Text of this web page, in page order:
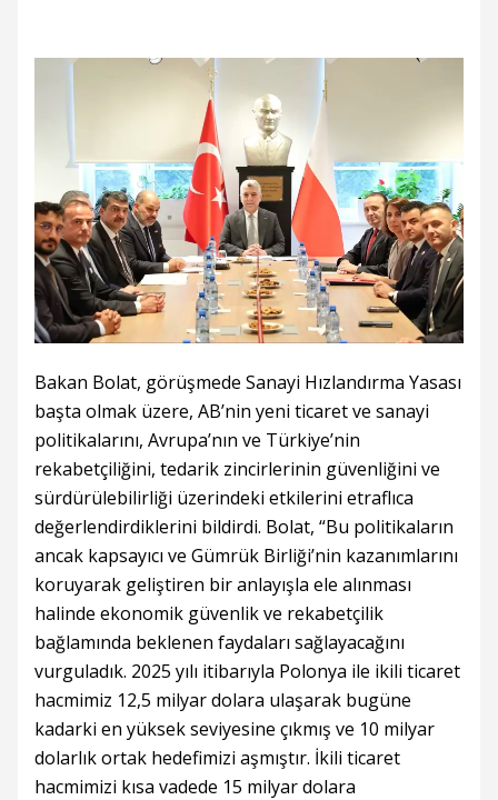
Bakan Bolat, görüşmede Sanayi Hızlandırma Yasası
başta olmak üzere, AB’nin yeni ticaret ve sanayi
politikalarını, Avrupa’nın ve Türkiye’nin
rekabetçiliğini, tedarik zincirlerinin güvenliğini ve
sürdürülebilirliği üzerindeki etkilerini etraflıca
değerlendirdiklerini bildirdi. Bolat, “Bu politikaların
ancak kapsayıcı ve Gümrük Birliği’nin kazanımlarını
koruyarak geliştiren bir anlayışla ele alınması
halinde ekonomik güvenlik ve rekabetçilik
bağlamında beklenen faydaları sağlayacağını
vurguladık. 2025 yılı itibarıyla Polonya ile ikili ticaret
hacmimiz 12,5 milyar dolara ulaşarak bugüne
kadarki en yüksek seviyesine çıkmış ve 10 milyar
dolarlık ortak hedefimizi aşmıştır. İkili ticaret
hacmimizi kısa vadede 15 milyar dolara